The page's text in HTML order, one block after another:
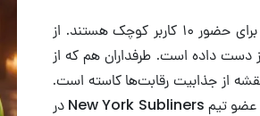
اعضای تیم‌های حاضر در Call of Duty League اعتقاد داشتند نقشه‌ها برای حضور ۱۰ کاربر کوچک هستند. از
دست داده است. طرفداران هم که از
می‌کردند، می‌گفتند حضور ۱۰ کاربر در یک نقشه از جذابیت رقابت‌ها کاسته است.
انتقادها نسبت به برگزاری به صورت پنج علیه ادامه داشت تا اینکه Attach عضو تیم New York Subliners در